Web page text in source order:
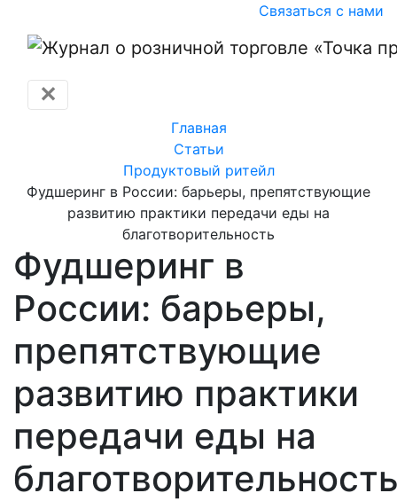
Связаться с нами
✕
Главная
Статьи
Продуктовый ритейл
Фудшеринг в России: барьеры, препятствующие
развитию практики передачи еды на
благотворительность
Фудшеринг в
России: барьеры,
препятствующие
развитию практики
передачи еды на